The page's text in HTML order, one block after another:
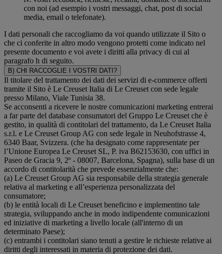
con noi (ad esempio i vostri messaggi, chat, post di social
media, email o telefonate).
I dati personali che raccogliamo da voi quando utilizzate il Sito o
che ci conferite in altro modo vengono protetti come indicato nel
presente documento e voi avete i diritti alla privacy di cui al
paragrafo h di seguito.
B) CHI RACCOGLIE I VOSTRI DATI?
Il titolare del trattamento dei dati dei servizi di e-commerce offerti
tramite il Sito è Le Creuset Italia di Le Creuset con sede legale
presso Milano, Viale Tunisia 38.
Se acconsenti a ricevere le nostre comunicazioni marketing entrerai
a far parte del database consumatori del Gruppo Le Creuset che è
gestito, in qualità di contitolari del trattamento, da Le Creuset Italia
s.r.l. e Le Creuset Group AG con sede legale in Neuhofstrasse 4,
6340 Baar, Svizzera. (che ha designato come rappresentate per
l’Unione Europea Le Creuset SL, P. iva B62153630, con uffici in
Paseo de Gracia 9, 2º - 08007, Barcelona, Spagna), sulla base di un
accordo di contitolarità che prevede essenzialmente che:
(a) Le Creuset Group AG sia responsabile della strategia generale
relativa al marketing e all’esperienza personalizzata del
consumatore;
(b) le entità locali di Le Creuset beneficino e implementino tale
strategia, sviluppando anche in modo indipendente comunicazioni
ed iniziative di marketing a livello locale (all'interno di un
determinato Paese);
(c) entrambi i contitolari siano tenuti a gestire le richieste relative ai
diritti degli interessati in materia di protezione dei dati.